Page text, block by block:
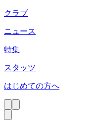
クラブ
ニュース
特集
スタッツ
はじめての方へ